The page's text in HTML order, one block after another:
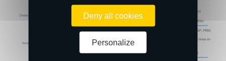
Deny all cookies
Personalize